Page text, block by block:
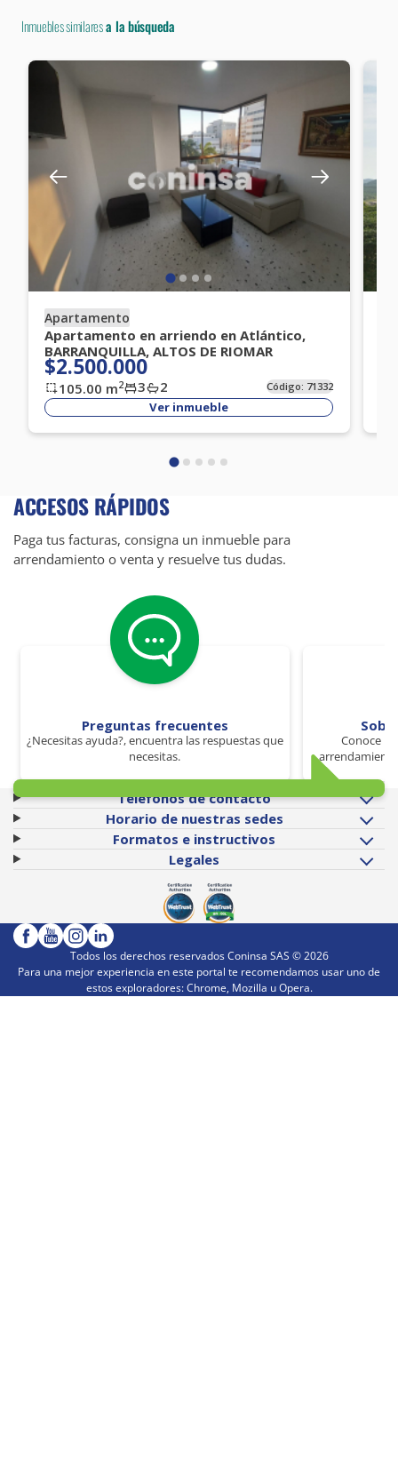
Inmuebles similaresa la búsqueda
Apartamento
Apartamento en arriendo en Atlántico,
BARRANQUILLA, ALTOS DE RIOMAR
$2.500.000
105.00 m2 3 2 Código: 71332
Ver inmueble
ACCESOS RÁPIDOS
Paga tus facturas, consigna un inmueble para
arrendamiento o venta y resuelve tus dudas.
Preguntas frecuentes
¿Necesitas ayuda?, encuentra las respuestas que
necesitas.
Conoce
Teléfonos de contacto
Horario de nuestras sedes
Formatos e instructivos
Legales
Todos los derechos reservados Coninsa SAS ©2026
Para una mejor experiencia en este portal te recomendamos usar uno de
estos exploradores: Chrome, Mozilla u Opera.